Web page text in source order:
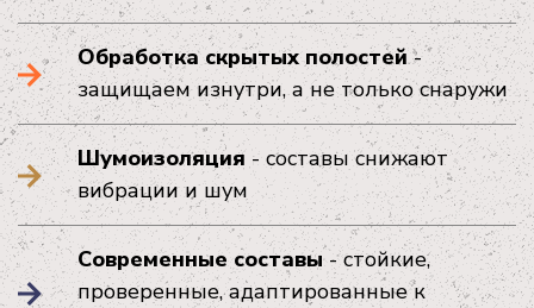
Обработка скрытых полостей-
защищаем изнутри, а не только снаружи
Шумоизоляция - составы снижают
вибрации и шум
Современные составы- стойкие,
проверенные, адаптированные к